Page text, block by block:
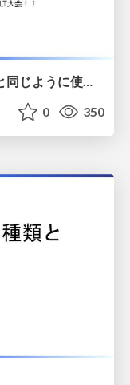
HeatWave をオンプレの MySQL と同じように使おうとしてみた！
0 350